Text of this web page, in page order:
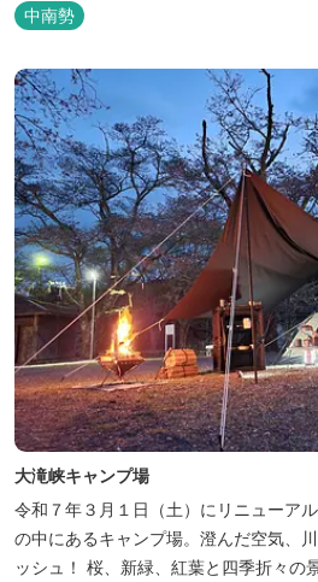
中南勢
大滝峡キャンプ場
令和７年３月１日（土）にリニューア
の中にあるキャンプ場。澄んだ空気、
ッシュ！ 桜、新緑、紅葉と四季折々の